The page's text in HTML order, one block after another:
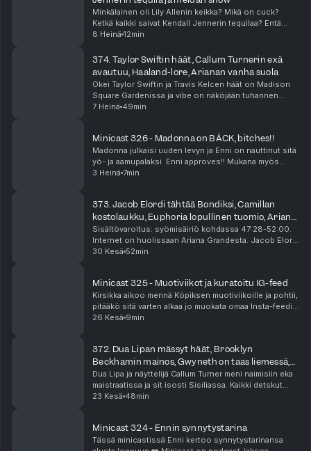
Minkälainen oli Lily Allenin keikka? Mikä on cuck?
Ketkä kaikki saivat Kendall Jennerin tequilaa? Entä
miten Tuplakääkin oma keikka meni? Se ja moni muu
8 Heinä 12min
374. Taylor Swiftin häät, Callum Turnerin exä
avautuu, Haaland-lore, Arianan vanha suola
Okei Taylor Swiftin ja Travis Kelcen häät on Madison
Square Gardenissa ja vibe on näköjään tuhannen
ihmisen megabileet prinsessalinnassa? Taylorin häät
7 Heinä 49min
Minicast 326 - Madonna on BÄCK, bitches!!
Madonna julkaisi uuden levyn ja Enni on nauttinut sitä
yö- ja aamupalaksi. Enni approves!! Mukana myös
hyviä Madonna-detskuja Voguen haastattelusta.
3 Heinä 7min
373. Jacob Elordi tähtää Bondiksi, Camillan
kostolaukku, Euphoria lopullinen tuomio, Ariana
Granden bänksit
Sisältövaroitus: syömisäiriö kohdassa 47:28-52:00.
Internet on huolissaan Ariana Grandesta. Jacob Elordi
on vahva ehdokas seuraavaksi James Bondiksi, ja
30 Kesä 52min
Minicast 325 - Muotiviikot ja kuratoitu IG-feed
Kirsikka aikoo mennä Köpiksen muotiviikoille ja pohtii,
pitääkö sitä varten alkaa jo muokata omaa Insta-feediä
coolimmaksi. Raya on jättänyt syvät traumat! Minicast
26 Kesä 9min
372. Dua Lipan mässyt häät, Brooklyn
Beckhamin mainos, Gwyneth on taas liemessä,
Yoni-pimppimuna
Dua Lipa ja näyttelijä Callum Turner meni naimisiin eka
maistraatissa ja sit isosti Sisiliassa. Kaikki detskut
häistä kiinnostaa! Lukuisat asut, menut ja vieraslista.
23 Kesä 48min
Minicast 324 - Ennin synnytystarina
Tässä minicastissä Enni kertoo synnytystarinansa